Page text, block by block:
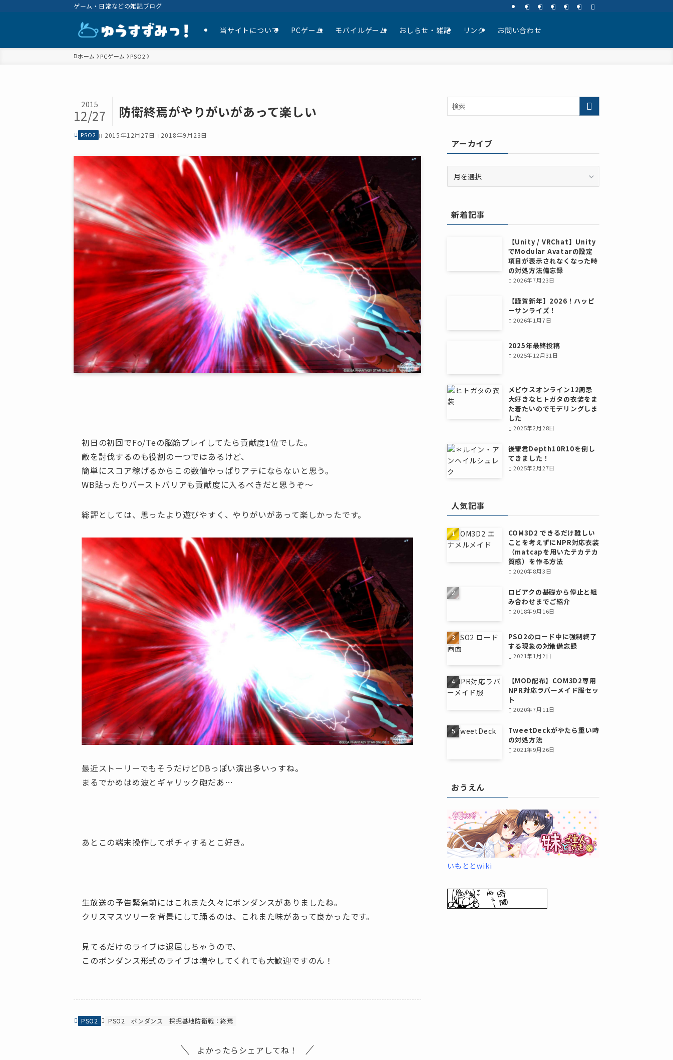
ゲーム・日常などの雑記ブログ
当サイトについて PCゲーム モバイルゲーム おしらせ・雑記 リンク お問い合わせ
ホーム PCゲーム PSO2
防衛終焉がやりがいがあって楽しい
2015
12/27
PSO2 2015年12月27日 2018年9月23日
初日の初回でFo/Teの脳筋プレイしてたら貢献度1位でした。
敵を討伐するのも役割の一つではあるけど、
簡単にスコア稼げるからこの数値やっぱりアテにならないと思う。
WB貼ったりバーストバリアも貢献度に入るべきだと思うぞ～
総評としては、思ったより遊びやすく、やりがいがあって楽しかったです。
最近ストーリーでもそうだけどDBっぽい演出多いっすね。
まるでかめはめ波とギャリック砲だあ…
あとこの端末操作してポチィするとこ好き。
生放送の予告緊急前にはこれまた久々にボンダンスがありましたね。
クリスマスツリーを背景にして踊るのは、これまた味があって良かったです。
見てるだけのライブは退屈しちゃうので、
このボンダンス形式のライブは増やしてくれても大歓迎ですのん！
PSO2 PSO2 ボンダンス 採掘基地防衛戦：終焉
よかったらシェアしてね！
アーカイブ
ー
ブ
新着記事
【Unity / VRChat】Unity
でModular Avatarの設定
項目が表示されなくなった時
の対処方法備忘録
2026年7月23日
【謹賀新年】2026！ハッピ
ーサンライズ！
2026年1月7日
2025年最終投稿
2025年12月31日
メビウスオンライン12周忌
大好きなヒトガタの衣装をま
た着たいのでモデリングしま
した
2025年2月28日
後輩君Depth10R10を倒し
てきました！
2025年2月27日
人気記事
COM3D2 できるだけ難しい
ことを考えずにNPR対応衣装
（matcapを用いたテカテカ
質感）を作る方法
2020年8月3日
ロビアクの基礎から停止と組
み合わせまでご紹介
2018年9月16日
PSO2のロード中に強制終了
する現象の対策備忘録
2021年1月2日
【MOD配布】COM3D2専用
NPR対応ラバーメイド服セッ
ト
2020年7月11日
TweetDeckがやたら重い時
の対処方法
2021年9月26日
おうえん
いもととwiki